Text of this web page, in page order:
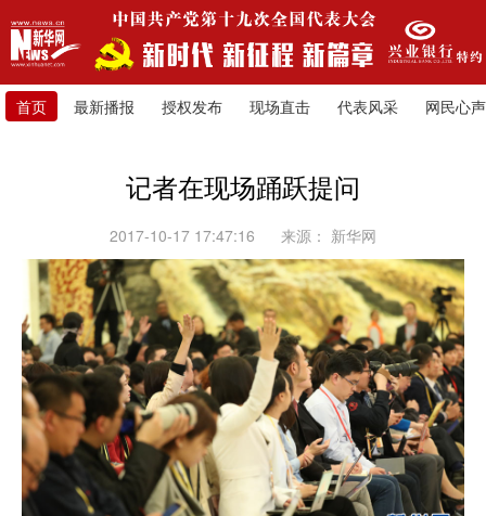
首页 最新播报 授权发布 现场直击 代表风采 网民心声
记者在现场踊跃提问
2017-10-17 17:47:16 来源： 新华网